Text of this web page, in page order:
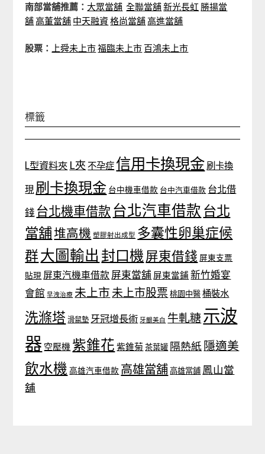
南部當舖推薦： 大眾當舖 全聯當舖新光長虹 勝揚當
舖高董當舖 中天融資格尚當舖高進當舖
股票： 上舜未上市福臨未上市 百鴻未上市
標籤
L型資料夾 L夾 不孕症 信用卡換現金 刷卡換
現 刷卡換現金 台中機車借款 台中汽車借款 台北借
錢 台北機車借款 台北汽車借款 台北
當舖堆高機 塑膠射出成型 多囊性卵巢症候
群大圖輸出 封口機 屏東借錢 屏東支票
貼現 屏東汽機車借款 屏東當舖 屏東當鋪 新竹婚宴
會館 早洩治療 未上市 未上市股票 桃園中醫 桶裝水
洗滌塔 滑鼠墊 牙冠增長術 牙齦美白 牛軋糖示波
器 空壓機 紫錐花 紫錐菊 茶葉罐 隔熱紙 隱適美
飲水機 高雄汽車借款 高雄當舖 高雄當鋪 鳳山當
舖